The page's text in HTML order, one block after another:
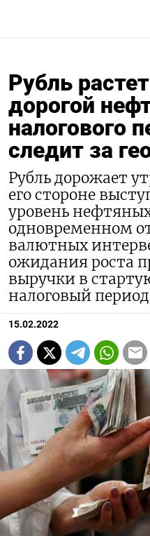
Рубль
дорогой
налогового
следит за
Рубль дорожает
его стороне
уровень
одновременном
валютных
ожидания роста
выручки в
налоговый
15.02.2022